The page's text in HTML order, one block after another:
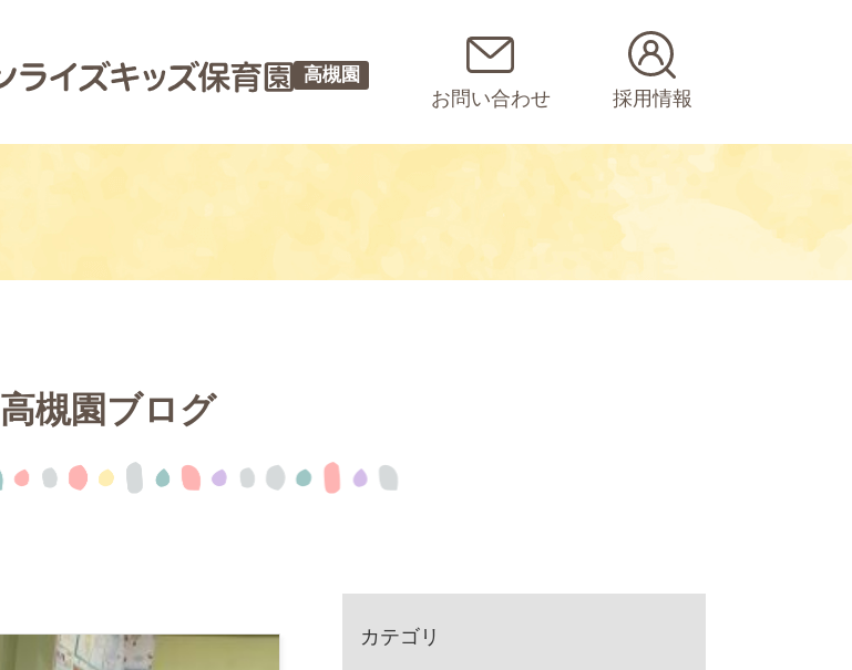
高槻園
お問い合わせ 採用情報
高槻園ブログ
カテゴリ